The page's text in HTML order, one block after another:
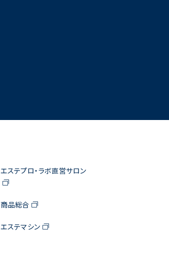
エステプロ・ラボ直営サロン
商品総合
エステマシン